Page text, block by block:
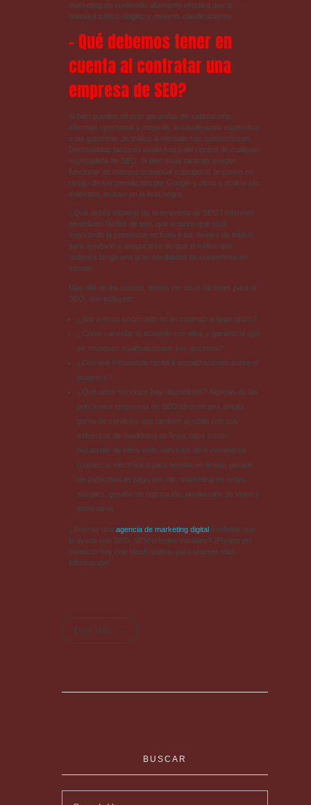
marketing de contenido altamente efectiva que le
brindará tráfico dirigido y mejores clasificaciones.
– Qué debemos tener en
cuenta al contratar una
empresa de SEO?
Si bien pueden ofrecer garantías de satisfacción,
informes oportunos y mejoras, la clasificación específica
o las garantías de tráfico a menudo son sospechosas.
Demasiados factores están fuera del control de cualquier
especialista de SEO. Si bien esas tácticas pueden
funcionar de manera ocasional o temporal, te ponen en
riesgo de ser penalizado por Google y otros y podría ser
indexado, incluso en la lista negra.
¿Qué debés esperar de tu empresa de SEO? Informes
periódicos fáciles de leer, que aclaren que está
mejorando la presencia en línea y los niveles de tráfico,
para ayudarlo a asegurarse de que el tráfico que
obtienes tenga una gran posibilidad de convertirse en
ventas.
Más allá de los costos, desea ver otros factores para el
SEO, que incluyen:
¿Vas a estar encerrado en un contrato a largo plazo?
¿Cómo cancelar tu acuerdo con ellos y garantizar que
se revoquen cualquier/todos sus accesos?
¿Con qué frecuencia recibirá actualizaciones sobre el
progreso?
¿Qué otros servicios hay disponibles? Algunas de las
principales empresas de SEO ofrecen una amplia
gama de servicios que también ayudan con sus
esfuerzos de marketing en línea, tales como:
desarrollo de sitios web, servicios de e-commerce
(comercio electrónico para tiendas en línea), gestión
de publicidad de pago por clic, marketing en redes
sociales, gestión de reputación, producción de video y
entre otros.
¿Buscas una agencia de marketing digitalconfiable que
lo ayude con SEO, SEM o redes sociales? ¡Ponete en
contacto hoy con IdeaKreativa, para obtener más
información!
Leer Más
BUSCAR